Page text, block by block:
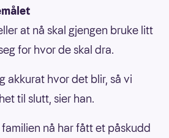
at nå skal gjengen bruke litt
for hvor de skal dra.
akkurat hvor det blir, så vi
til slutt, sier han.
nå har fått et påskudd